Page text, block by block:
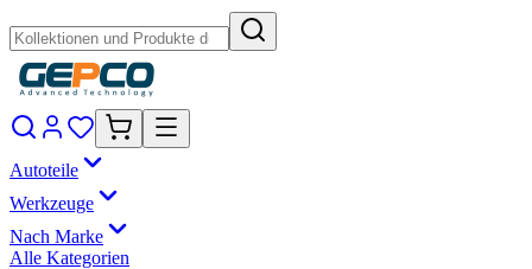
Autoteile
Werkzeuge
Nach Marke
Alle Kategorien